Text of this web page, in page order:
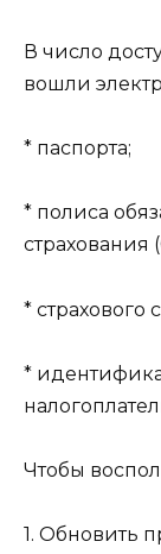
В число
вошли
* паспорта;
* полиса
страхования
* страхового
*
Чтобы
1. Обновить